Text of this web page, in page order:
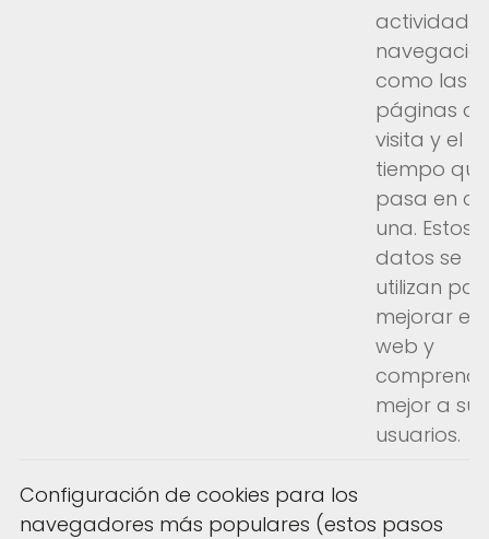
actividad
como las
páginas
visita y el
tiempo que
pasa en
una. Estos
datos se
utilizan
mejorar el
web y
mejor a sus
usuarios.
Configuración de cookies para los
navegadores más populares (estos pasos